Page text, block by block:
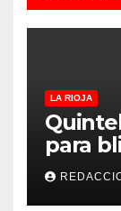
LA RIOJA
para
de La